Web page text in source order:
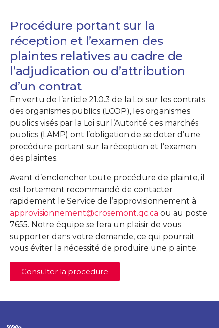
Procédure portant sur la
réception et l’examen des
plaintes relatives au cadre de
l’adjudication ou d’attribution
d’un contrat
En vertu de l’article 21.0.3 de la Loi sur les contrats
des organismes publics (LCOP), les organismes
publics visés par la Loi sur l’Autorité des marchés
publics (LAMP) ont l’obligation de se doter d’une
procédure portant sur la réception et l’examen
des plaintes.
Avant d’enclencher toute procédure de plainte, il
est fortement recommandé de contacter
rapidement le Service de l’approvisionnement à
approvisionnement@crosemont.qc.ca ou au poste
7655. Notre équipe se fera un plaisir de vous
supporter dans votre demande, ce qui pourrait
vous éviter la nécessité de produire une plainte.
Consulter la procédure